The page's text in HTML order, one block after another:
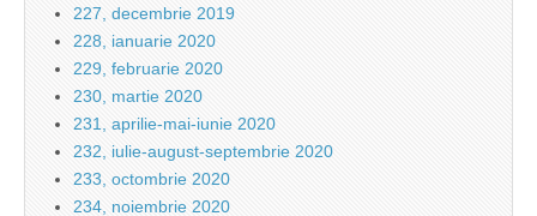
227, decembrie 2019
228, ianuarie 2020
229, februarie 2020
230, martie 2020
231, aprilie-mai-iunie 2020
232, iulie-august-septembrie 2020
233, octombrie 2020
234, noiembrie 2020